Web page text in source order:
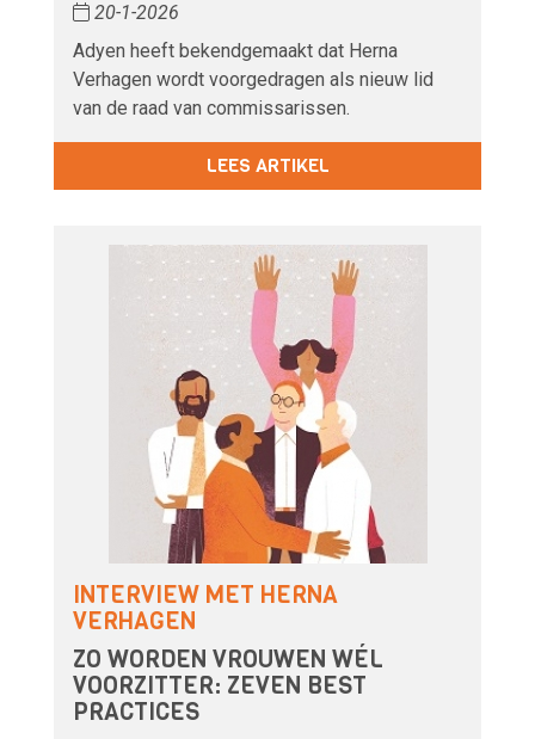
20-1-2026
Adyen heeft bekendgemaakt dat Herna
Verhagen wordt voorgedragen als nieuw lid
van de raad van commissarissen.
LEES ARTIKEL
INTERVIEW MET HERNA
VERHAGEN
ZO WORDEN VROUWEN WÉL
VOORZITTER: ZEVEN BEST
PRACTICES